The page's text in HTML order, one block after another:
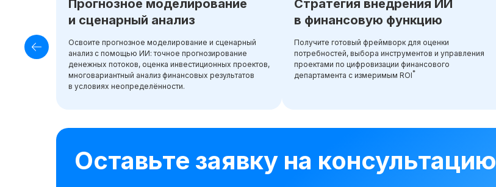
Прогнозное моделирование
и сценарный анализ
Освоите прогнозное моделирование и сценарный
анализ с помощью ИИ: точное прогнозирование
денежных потоков, оценка инвестиционных проектов,
многовариантный анализ финансовых результатов
в условиях неопределённости.
Стратегия внедрения ИИ
в финансовую функцию
Получите готовый фреймворк для оценки
потребностей, выбора инструментов и управления
проектами по цифровизации финансового
департамента с измеримым ROI*
Оставьте заявку на консультацию